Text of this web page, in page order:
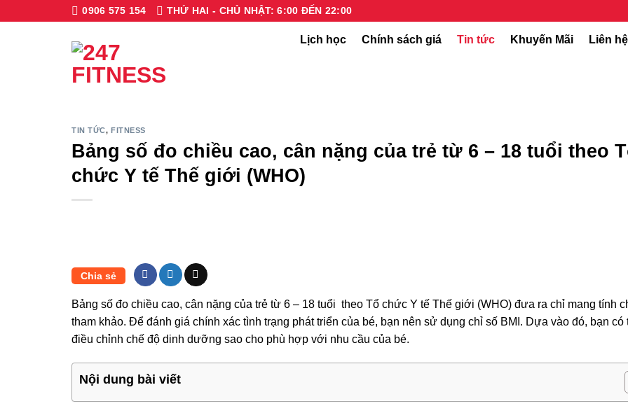
qua
0906 575 154 THỨ HAI - CHỦ NHẬT: 6:00 ĐẾN 22:00
Lịch học Chính sách giá Tin tức Khuyến Mãi Liên hệ
TIN TỨC,FITNESS
Bảng số đo chiều cao, cân nặng của trẻ từ 6 – 18 tuổi theo
chức Y tế Thế giới (WHO)
Chia sẻ
Bảng số đo chiều cao, cân nặng của trẻ từ 6 – 18 tuổi theo Tổ chức Y tế Thế giới (WHO) đưa ra chỉ mang tính
tham khảo. Để đánh giá chính xác tình trạng phát triển của bé, bạn nên sử dụng chỉ số BMI. Dựa vào đó, bạn có
điều chỉnh chế độ dinh dưỡng sao cho phù hợp với nhu cầu của bé.
Nội dung bài viết